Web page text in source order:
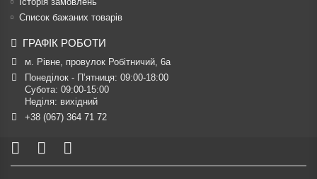
Список бажаних товарів
ГРАФІК РОБОТИ
м. Рівне, провулок Робітничий, 6а
Понеділок - П’ятниця: 09:00-18:00
Субота: 09:00-15:00
Неділя: вихідний
+38 (067) 364 71 72